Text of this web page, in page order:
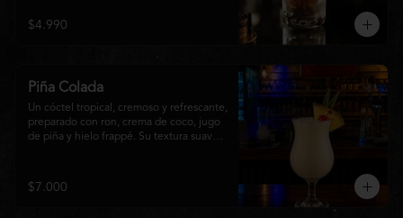
$4.990
Piña Colada
Un cóctel tropical, cremoso y refrescante,
preparado con ron, crema de coco, jugo
de piña y hielo frappé. Su textura suave y
disfrutar de un momento de relajo o
acompañar la experiencia gastronómica
$7.000